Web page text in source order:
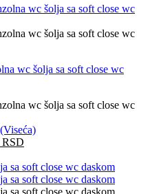
wc šolja sa soft close wc
RSD